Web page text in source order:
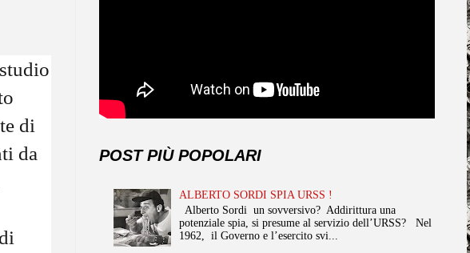
di
da
POST PIÙ POPOLARI
ALBERTO SORDI SPIA URSS !
Alberto Sordi un sovversivo? Addirittura una
potenziale spia, si presume al servizio dell’URSS? Nel
1962, il Governo e l’esercito svi...